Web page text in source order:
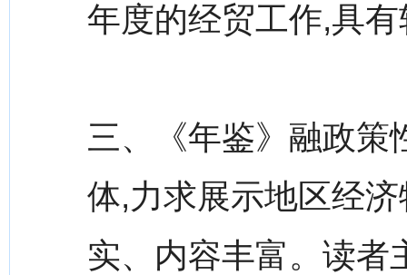
年度的经贸工作,具
三、《年鉴》融政策
体,力求展示地区经
实、内容丰富。读者